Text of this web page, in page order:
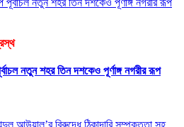
নতুন শহর তিন দশকেও পূর্ণাঙ্গ নগরীর রূপ